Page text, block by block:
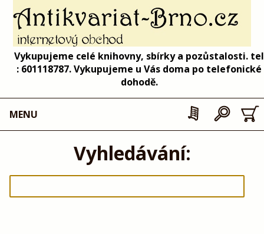
Vykupujeme celé knihovny, sbírky a pozůstalosti. tel
: 601118787. Vykupujeme u Vás doma po telefonické
dohodě.
MENU
Vyhledávání: